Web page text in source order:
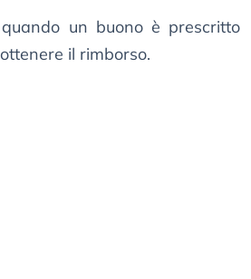
un buono è prescritto
il rimborso.